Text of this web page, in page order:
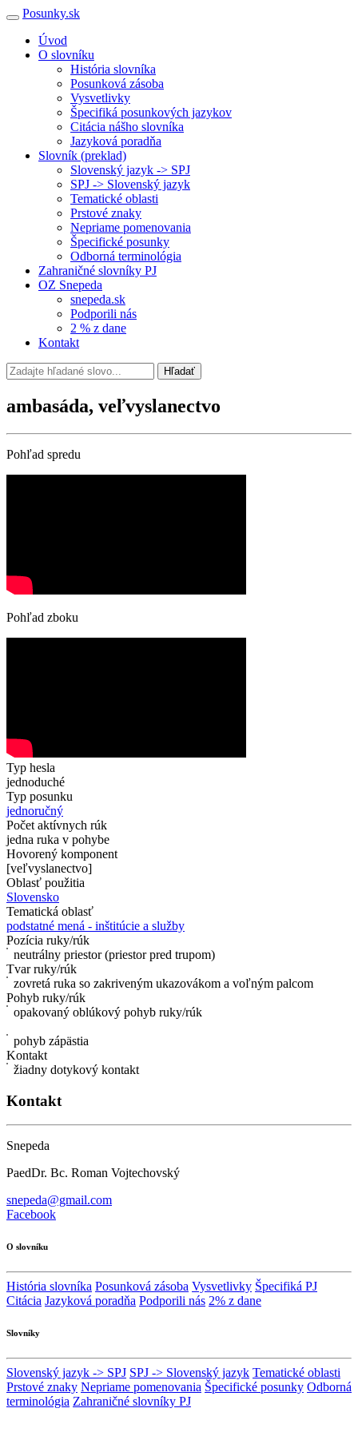
Posunky.sk
Úvod
O slovníku
História slovníka
Posunková zásoba
Vysvetlivky
Špecifiká posunkových jazykov
Citácia nášho slovníka
Jazyková poradňa
Slovník (preklad)
Slovenský jazyk -> SPJ
SPJ -> Slovenský jazyk
Tematické oblasti
Prstové znaky
Nepriame pomenovania
Špecifické posunky
Odborná terminológia
Zahraničné slovníky PJ
OZ Snepeda
snepeda.sk
Podporili nás
2 % z dane
Kontakt
Hľadať
ambasáda, veľvyslanectvo
Pohľad spredu
Pohľad zboku
Typ hesla
jednoduché
Typ posunku
jednoručný
Počet aktívnych rúk
jedna ruka v pohybe
Hovorený komponent
[veľvyslanectvo]
Oblasť použitia
Slovensko
Tematická oblasť
podstatné mená - inštitúcie a služby
Pozícia ruky/rúk
neutrálny priestor (priestor pred trupom)
Tvar ruky/rúk
zovretá ruka so zakriveným ukazovákom a voľným palcom
Pohyb ruky/rúk
opakovaný oblúkový pohyb ruky/rúk
pohyb zápästia
Kontakt
žiadny dotykový kontakt
Kontakt
Snepeda
PaedDr. Bc. Roman Vojtechovský
snepeda@gmail.com
Facebook
O slovníku
História slovníka Posunková zásoba Vysvetlivky Špecifiká PJ
Citácia Jazyková poradňa Podporili nás 2% z dane
Slovníky
Slovenský jazyk -> SPJ SPJ -> Slovenský jazyk Tematické oblasti
Prstové znaky Nepriame pomenovania Špecifické posunky Odborná
terminológia Zahraničné slovníky PJ